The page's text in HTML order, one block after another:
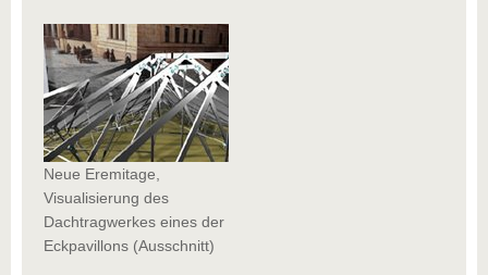
Neue Eremitage,
Visualisierung des
Dachtragwerkes eines der
Eckpavillons (Ausschnitt)